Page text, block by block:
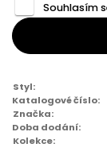
Souhlasím
Styl:
Katalogové číslo:
Značka:
Doba dodání:
Kolekce: